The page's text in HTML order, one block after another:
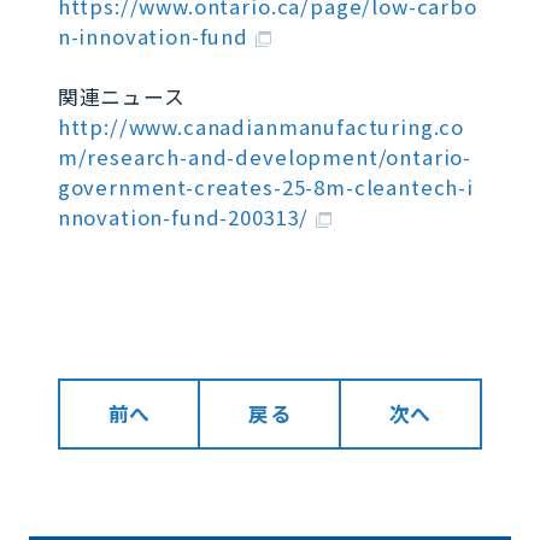
https://www.ontario.ca/page/low-carbo
n-innovation-fund
関連ニュース
http://www.canadianmanufacturing.co
m/research-and-development/ontario-
government-creates-25-8m-cleantech-i
nnovation-fund-200313/
前へ 戻る 次へ